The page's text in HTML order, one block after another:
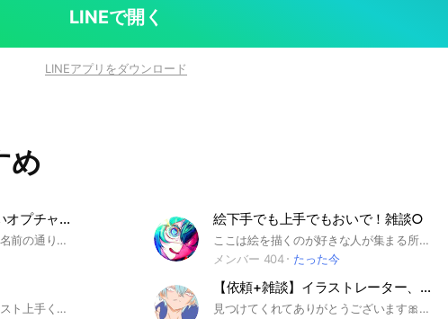
LINEで開く
LINEアプリをダウンロード
め
創作，オリキャラ描き合いオプチャ！！
【最後までお読みください】 名前の通り、自分のオリキャラや創作を語りまくったり描きあったりするオプチャです！！ ────────── うちよそ、オリキャラ作り、人外、一次創作づくり、なんでもありです！ 二次創作版権モノは雑談部屋のみ投稿可能です。楽しくやりましょう☺️ ────────── １回雰囲気とか会話内容みてから決めたい！！って人は名前の横に「見学」を入れて欲しいです🙇🏻‍♀️՞ 会話には入らないけど見るだけ！って人はなまえに「👀」を入れて欲しいです🙇🏻‍♀️՞ 【み】 ────────── アナログデジタルどっちでもいいです！！(両方でも︎︎👍🏻️) ────────── 一次創作語りたい！！って方はノートに世界観等書いて貰えると嬉しいです🙇🏻‍♀️‪‪´- 描き合いも🆗 どんどん交流しましょう！ ────────── アイコンは自分が描いたものまたは初期アイコンでよろしくお願いします！ 実写写真の場合、個人情報にお気をつけ。 【か】 詳しいルールはノートにて！ ────────── ここまで見てくれた君！！一緒に創作語り合いましょ！！？ 承認には多少時間が掛かることがありますがご了承ください。 夜間などは承認遅めです。 【アイコンが版権、AIと疑われるもの、他社様のアイコン、上記アイコンルールに反していた場合、規約未読として承認しない場合があります。】【ん】 #創作#一次創作#オリキャラ パスワードは【〇〇〇】果物です。 最後まで読んでいただきありがとうございます！
絵下手でも上手でもおいで！雑談○
ここは絵を描くのが好きな人が集まる所です！雑談するのもいいのでたくさん絵見せあって話しましょ！
メンバー 404
たった今
【無償イラスト依頼場】 イラスト上手くなりたい… 褒めてもらいたい…見てほしい… 依頼したい…されたい… 雑談もしたい… そこの貴方🫵🏻🫵🏻✨️ ここに入れば全て叶います🍀*゜ 本ルームの方では雑談禁止となっていますので通知が多いものは苦手な方にオススメのオープンチャットとなっております。 管理体制しっかりしています✋ 無断転載見逃しません❌ 安心してこのオープンチャットをご利用下さい🙇‍♀️ アイコンは著作権侵害しないものでお願いします🙇‍♀️ またお名前についても特殊文字以外のものをつかうことを推奨いたします🙇‍♀️ 入室後大事なノートの閲覧をお願いします。挨拶は不要です。 #イラスト#無償依頼#イベント#絵#依頼#添削#雑談#合作#描きあい
【依頼+雑談】イラストレーター、神絵師イラスト依頼&雑談オープンチャット
見つけてくれてありがとうございます🎀🤍 アイコンは初期アイコンか許可を頂いているイラストやフリーアイコンでお願いします。 ここは依頼したりされたりするオープンチャットです🎀💗 入ったら大事なノートをしっかり確認お願いします🙇‍♂️💞 雑談🙆‍♀️です🫶 素敵なご縁がありますように！ #依頼#描いて欲しい#描きたい#イラスト#雑談#神絵師#絵師#イラストが上手くなりたい#見せ合いたい#自由#推しを語ろう#ゲーム #イラスト #オープン #おすすめ #描き合い #イラスト #オープンチャット #おすすめ #添削 #友達 #ネッ友 #大好き #可愛い #歌 #ボイスメッセージ